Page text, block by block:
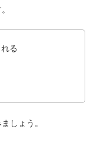
る
しょう。